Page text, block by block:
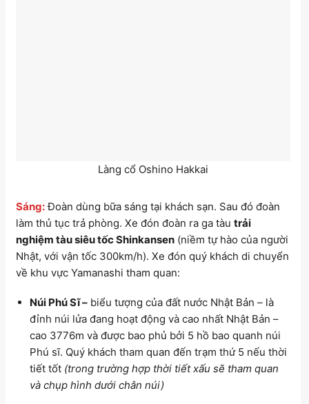
Làng cổ Oshino Hakkai
Sáng: Đoàn dùng bữa sáng tại khách sạn. Sau đó đoàn
làm thủ tục trả phòng. Xe đón đoàn ra ga tàu trải
nghiệm tàu siêu tốc Shinkansen (niềm tự hào của người
Nhật, với vận tốc 300km/h). Xe đón quý khách di chuyển
về khu vực Yamanashi tham quan:
Núi Phú Sĩ –biểu tượng của đất nước Nhật Bản – là
đỉnh núi lửa đang hoạt động và cao nhất Nhật Bản –
cao 3776m và được bao phủ bởi 5 hồ bao quanh núi
Phú sĩ. Quý khách tham quan đến trạm thứ 5 nếu thời
tiết tốt (trong trường hợp thời tiết xấu sẽ tham quan
và chụp hình dưới chân núi)